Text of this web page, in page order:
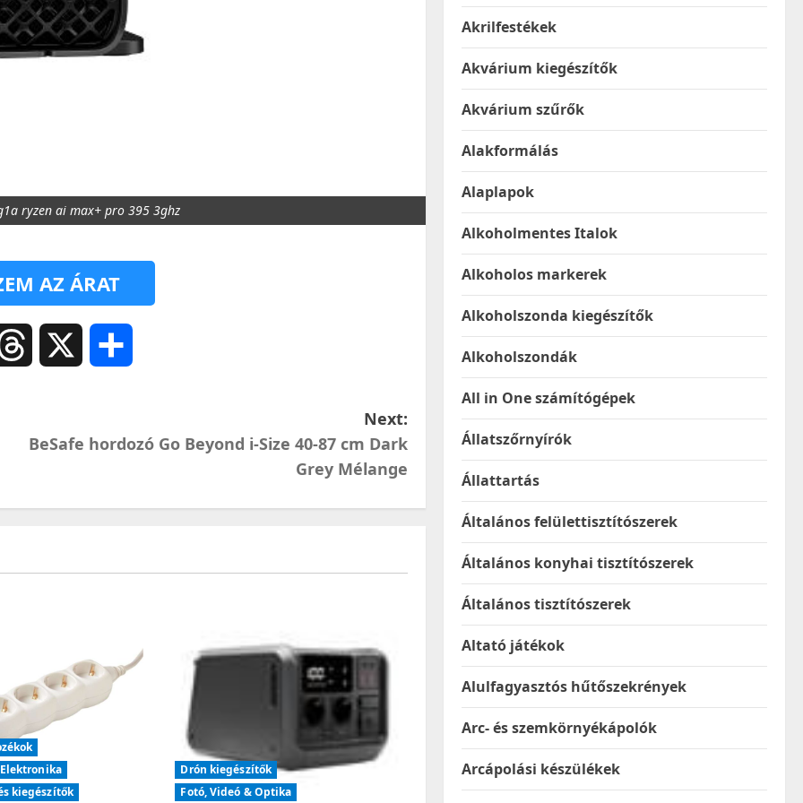
ryzen ai max+ pro 395 3ghz
AZ ÁRAT
Threads
Next:
BeSafe hordozó Go Beyond i-Size 40-87 cm Dark
Grey Mélange
kiegészítők
Drón kiegészítők
Fotó, Videó & Optika
Akrilfestékek
Akvárium kiegészítők
Akvárium szűrők
Alakformálás
Alaplapok
Alkoholmentes Italok
Alkoholos markerek
Alkoholszonda kiegészítők
Alkoholszondák
All in One számítógépek
Állatszőrnyírók
Állattartás
Általános felülettisztítószerek
Általános konyhai tisztítószerek
Általános tisztítószerek
Altató játékok
Alulfagyasztós hűtőszekrények
Arc- és szemkörnyékápolók
Arcápolási készülékek